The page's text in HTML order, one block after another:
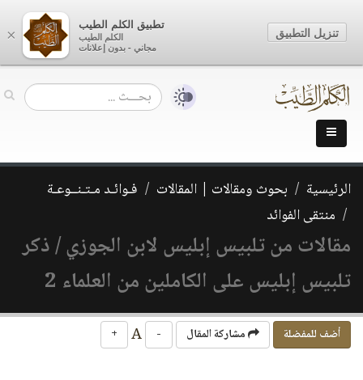
الرئيسية بحوث ومقالات | المقالات
فـوائـد مـتـنــوعـة
منتقى الفوائد
مقالات من تلبيس إبليس لابن الجوزي / ذكر
تلبيس إبليس على الكاملين من العلماء 2
أضف للمفضلة مشاركة المقال -
+
×
تطبيق الكلم الطيب
الكلم الطيب
مجاني - بدون إعلانات
تنزيل التطبيق